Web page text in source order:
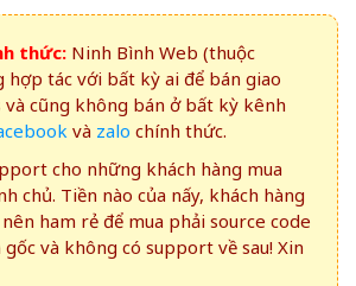
thức: Ninh Bình Web (thuộc
hợp tác với bất kỳ ai để bán giao
cũng không bán ở bất kỳ kênh
và zalo chính thức.
cho những khách hàng mua
chủ. Tiền nào của nấy, khách hàng
ham rẻ để mua phải source code
và không có support về sau! Xin